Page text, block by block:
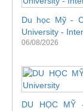
Du học Mỹ -
University -
06/08/2026
DU HỌC MỸ